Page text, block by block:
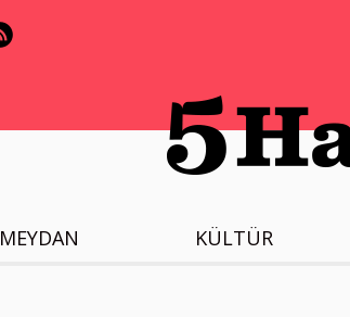
MEYDAN KÜLTÜR